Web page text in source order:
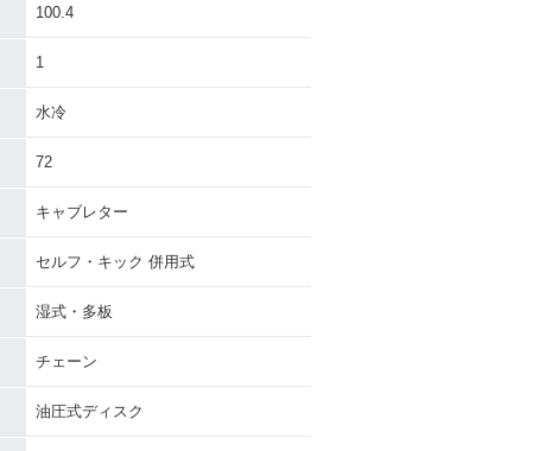
100.4
1
水冷
72
キャブレター
セルフ・キック 併用式
湿式・多板
チェーン
油圧式ディスク